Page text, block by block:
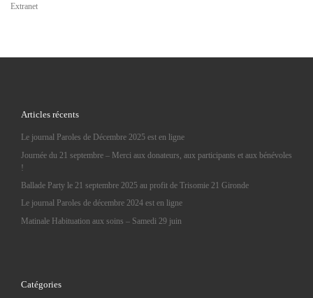
Extranet
Articles récents
Le journal Paroles de Décembre 2025 est en ligne
Journée du 21 septembre – Merci aux donateurs, aux participants et aux bénévoles
!
Ballade Party le 21 septembre 2025 au profit de Trisomie 21 Gironde
Le journal Paroles de décembre 2024 est en ligne
Matinale Habituation aux soins – Samedi 29 juin
Catégories